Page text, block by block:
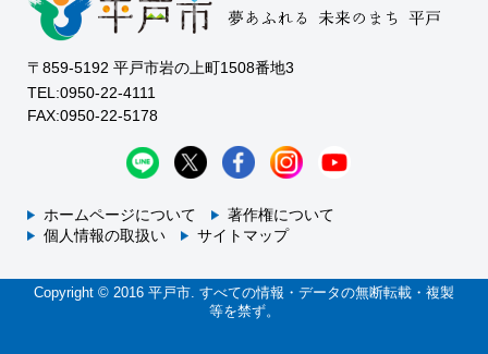
〒859-5192 平戸市岩の上町1508番地3
TEL:0950-22-4111
FAX:0950-22-5178
ホームページについて
著作権について
個人情報の取扱い
サイトマップ
Copyright © 2016 平戸市. すべての情報・データの無断転載・複製
等を禁ず。